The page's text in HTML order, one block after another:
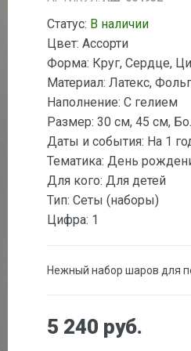
Статус: В наличии
Цвет: Ассорти
Форма: Круг, Сердце,
Материал: Латекс,
Наполнение: С гелием
Размер: 30 см, 45 см,
Даты и события: На 1
Тематика: День
Для кого: Для детей
Тип: Сеты (наборы)
Цифра: 1
Нежный набор шаров для
5 240 руб.